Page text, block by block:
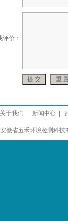
评价：
关于我们 新闻中心|
徽省五禾环境检测科技